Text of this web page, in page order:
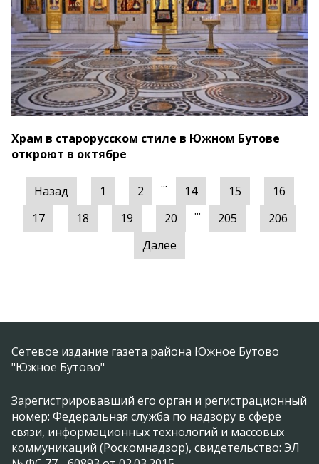
Храм в старорусском стиле в Южном Бутове
откроют в октябре
Назад 1 2 ... 14 15
16
17
18 19 20 ... 205
206
Далее
Сетевое издание газета района Южное Бутово
"Южное Бутово"
Зарегистрировавший его орган и регистрационный
номер: Федеральная служба по надзору в сфере
связи, информационных технологий и массовых
коммуникаций (Роскомнадзор), свидетельство: ЭЛ